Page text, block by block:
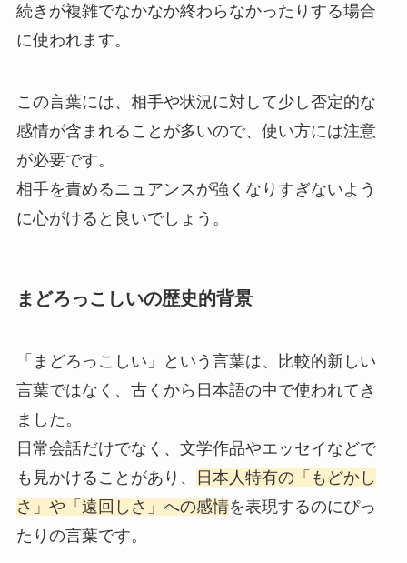
続きが複雑でなかなか終わらなかったりする場合
に使われます。
この言葉には、相手や状況に対して少し否定的な
感情が含まれることが多いので、使い方には注意
が必要です。
相手を責めるニュアンスが強くなりすぎないよう
に心がけると良いでしょう。
まどろっこしいの歴史的背景
「まどろっこしい」という言葉は、比較的新しい
言葉ではなく、古くから日本語の中で使われてき
ました。
日常会話だけでなく、文学作品やエッセイなどで
も見かけることがあり、
日本人特有の「もどかし
さ」や「遠回しさ」への感情を表現するのにぴっ
たりの言葉です。